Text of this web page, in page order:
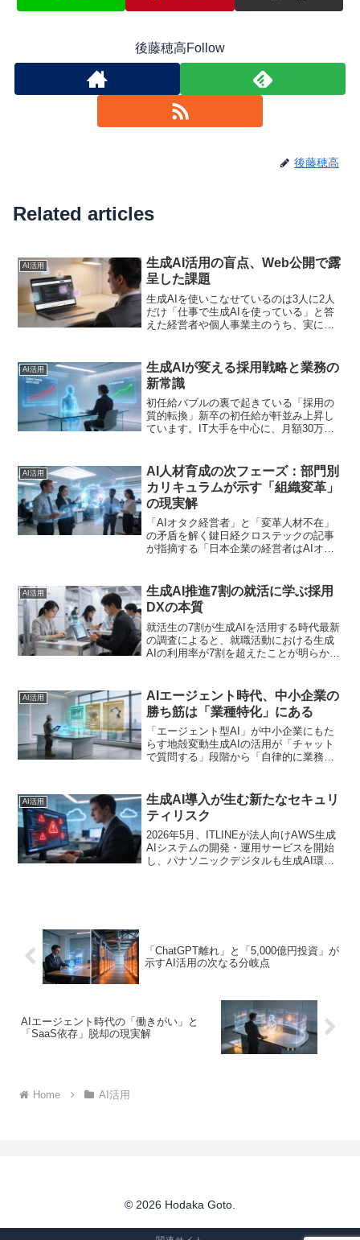
後藤穂高Follow
後藤穂高
Related articles
AI活用
生成AI活用の盲点、Web公開で露
呈した課題
生成AIを使いこなせているのは3人に2人
だけ「仕事で生成AIを使っている」と答
えた経営者や個人事業主のうち、実に
した中小・個人事業者のAI活用実態調査
から、意外...
AI活用
生成AIが変える採用戦略と業務の
新常識
初任給バブルの裏で起きている「採用の
質的転換」新卒の初任給が軒並み上昇し
ています。IT大手を中心に、月額30万円
状況です。しかし、このニュースの本質
は給与水準の高騰ではあ...
AI活用
AI人材育成の次フェーズ：部門別
カリキュラムが示す「組織変革」
の現実解
「AIオタク経営者」と「変革人材不在」
の矛盾を解く鍵日経クロステックの記事
が指摘する「日本企業の経営者はAIオタ
者の実感ではないでしょうか。生成AIの
可能性に熱狂する一...
AI活用
生成AI推進7割の就活に学ぶ採用
DXの本質
就活生の7割が生成AIを活用する時代最新
の調査によると、就職活動における生成
AIの利用率が7割を超えたことが明らかに
や面接練習にChatGPTなどのAIツールを
使う学生...
AI活用
AIエージェント時代、中小企業の
勝ち筋は「業種特化」にある
「エージェント型AI」が中小企業にもた
らす地殻変動生成AIの活用が「チャット
で質問する」段階から「自律的に業務を
例は1,252件に達し、その中でも「エージ
ェント型...
AI活用
生成AI導入が生む新たなセキュリ
ティリスク
2026年5月、ITLINEが法人向けAWS生成
AIシステムの開発・運用サービスを開始
し、パナソニックデジタルも生成AI環境
「ChatGPT離れ」と「5,000億円投資」が
示すAI活用の次なる分岐点
AIエージェント時代の「働きがい」と
「SaaS依存」脱却の現実解
Home AI活用
© 2026 Hodaka Goto.